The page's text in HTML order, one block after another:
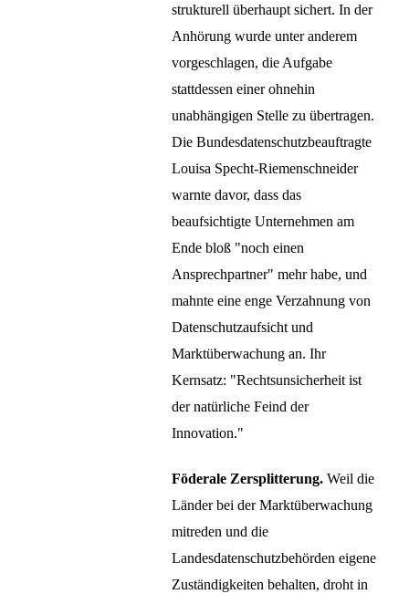
strukturell überhaupt sichert. In der
Anhörung wurde unter anderem
vorgeschlagen, die Aufgabe
stattdessen einer ohnehin
unabhängigen Stelle zu übertragen.
Die Bundesdatenschutzbeauftragte
Louisa Specht-Riemenschneider
warnte davor, dass das
beaufsichtigte Unternehmen am
Ende bloß "noch einen
Ansprechpartner" mehr habe, und
mahnte eine enge Verzahnung von
Datenschutzaufsicht und
Marktüberwachung an. Ihr
Kernsatz: "Rechtsunsicherheit ist
der natürliche Feind der
Innovation."
Föderale Zersplitterung. Weil die
Länder bei der Marktüberwachung
mitreden und die
Landesdatenschutzbehörden eigene
Zuständigkeiten behalten, droht in